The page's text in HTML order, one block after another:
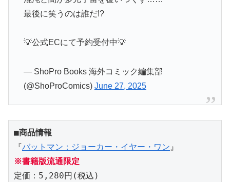
最後に笑うのは誰だ!?
💡公式ECにて予約受付中💡
— ShoPro Books 海外コミック編集部
(@ShoProComics) June 27, 2025
■商品情報
『バットマン：ジョーカー・イヤー・ワン』
※書籍版流通限定
定価：5,280円(税込)